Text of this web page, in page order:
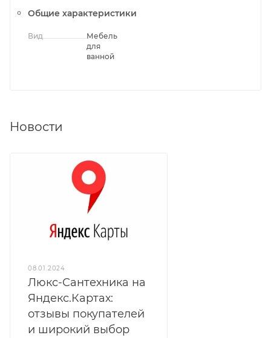
Общие характеристики
Вид
Мебель
для
ванной
Новости
08.01.2024
Люкс-Сантехника на
Яндекс.Картах:
отзывы покупателей
и широкий выбор